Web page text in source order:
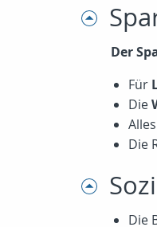
Der
Für
Die
Die
Die